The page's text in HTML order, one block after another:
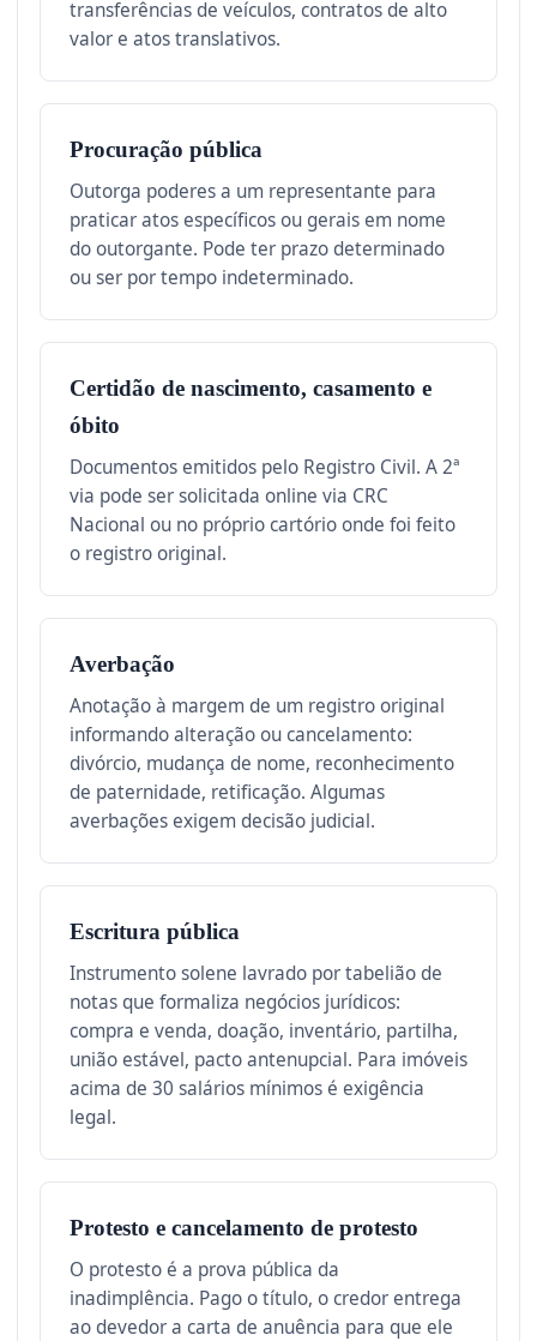
transferências de veículos, contratos de alto
valor e atos translativos.
Procuração pública
Outorga poderes a um representante para
praticar atos específicos ou gerais em nome
do outorgante. Pode ter prazo determinado
ou ser por tempo indeterminado.
Certidão de nascimento, casamento e
óbito
Documentos emitidos pelo Registro Civil. A 2ª
via pode ser solicitada online via CRC
Nacional ou no próprio cartório onde foi feito
o registro original.
Averbação
Anotação à margem de um registro original
informando alteração ou cancelamento:
divórcio, mudança de nome, reconhecimento
de paternidade, retificação. Algumas
averbações exigem decisão judicial.
Escritura pública
Instrumento solene lavrado por tabelião de
notas que formaliza negócios jurídicos:
compra e venda, doação, inventário, partilha,
união estável, pacto antenupcial. Para imóveis
acima de 30 salários mínimos é exigência
legal.
Protesto e cancelamento de protesto
O protesto é a prova pública da
inadimplência. Pago o título, o credor entrega
ao devedor a carta de anuência para que ele